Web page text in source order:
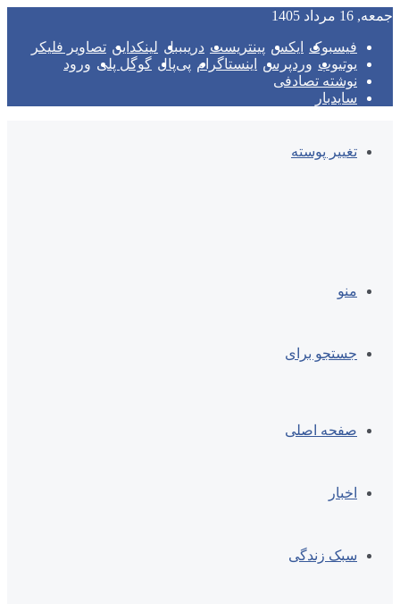
جمعه, 16 مرداد 1405
فیسبوک ایکس پینتریست دریبببل لینکداین تصاویر فلیکر
یوتیوب وردپرس اینستاگرام پی‌پال گوگل پلی
ورود
نوشته تصادفی
سایدبار
تغییر پوسته
منو
جستجو برای
صفحه اصلی
اخبار
سبک زندگی